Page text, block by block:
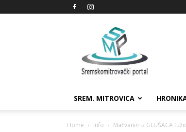
Sremskomitrovački
portal
SREM. MITROVICA
Home Info Mačvanin iz GLUŠACA